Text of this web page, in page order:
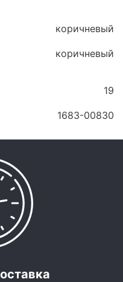
коричневый
коричневый
19
1683-00830